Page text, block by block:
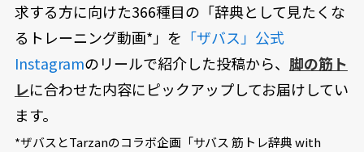
求する方に向けた366種目の「辞典として見たくな
るトレーニング動画*」を 「ザバス」公式
Instagramのリールで紹介した投稿から、 脚の筋ト
レに合わせた内容にピックアップしてお届けしてい
ます。
*ザバスとTarzanのコラボ企画「サバス 筋トレ辞典 with